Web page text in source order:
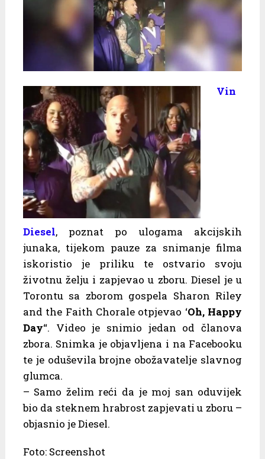
Vin
Diesel, poznat po ulogama akcijskih
junaka, tijekom pauze za snimanje filma
iskoristio je priliku te ostvario svoju
životnu želju i zapjevao u zboru. Diesel je u
Torontu sa zborom gospela Sharon Riley
and the Faith Chorale otpjevao ‘Oh, Happy
Day“. Video je snimio jedan od članova
zbora. Snimka je objavljena i na Facebooku
te je oduševila brojne obožavatelje slavnog
glumca.
– Samo želim reći da je moj san oduvijek
bio da steknem hrabrost zapjevati u zboru –
objasnio je Diesel.
Foto: Screenshot